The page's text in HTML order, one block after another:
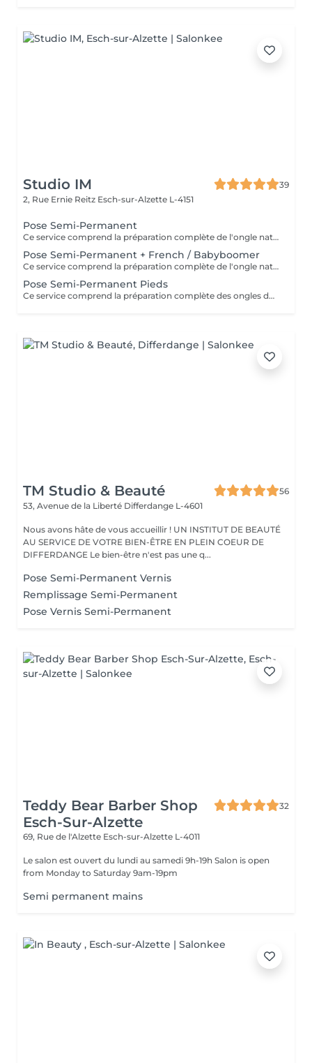
Studio IM
39
2, Rue Ernie Reitz Esch-sur-Alzette L-4151
Pose Semi-Permanent
Ce service comprend la préparation complète de l'ongle naturel, suivie de l'application du vernis semi-permanent de la couleur de votre choix. Le soin inclut également: - Travail des cuticules pour une finition soignée, - Hydratation et légère exfoliation des mains pour un toucher doux et agréable. Idéal pour des ongles impeccables et brillants pendant 2 à 3 semaines, sans écailles ni retouche.
Pose Semi-Permanent + French / Babyboomer
Ce service comprend la préparation complète de l'ongle naturel, suivie de l'application du vernis semi-permanent avec french ou babyboomer de votre choix. Le soin inclut également: - Travail des cuticules pour une finition soignée, - Hydratation et légère exfoliation des mains pour un toucher doux et agréable. Idéal pour des ongles impeccables et brillants pendant 2 à 3 semaines, sans écailles ni retouche.
Pose Semi-Permanent Pieds
Ce service comprend la préparation complète des ongles des pieds, suivie de l'application du vernis semi-permanent dans la couleur de votre choix. Le soin inclut également: - Travail des cuticules, - Hydratation et légère exfoliation pour des pieds doux et soignées. Idéal pour des ongles de pieds nets et brillants pendant 4 à 6 semaines.
TM Studio & Beauté
56
53, Avenue de la Liberté Differdange L-4601
Nous avons hâte de vous accueillir ! UN INSTITUT DE BEAUTÉ
AU SERVICE DE VOTRE BIEN-ÊTRE EN PLEIN COEUR DE
DIFFERDANGE Le bien-être n'est pas une q...
Pose Semi-Permanent Vernis
Remplissage Semi-Permanent
Pose Vernis Semi-Permanent
Teddy Bear Barber Shop
Esch-Sur-Alzette
32
69, Rue de l'Alzette Esch-sur-Alzette L-4011
Le salon est ouvert du lundi au samedi 9h-19h Salon is open
from Monday to Saturday 9am-19pm
Semi permanent mains